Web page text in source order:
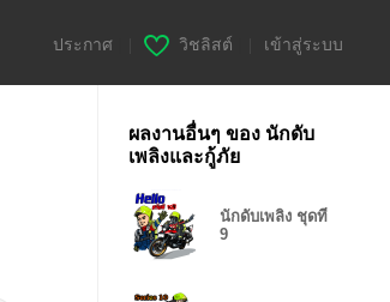
ประกาศ วิชลิสต์ เข้าสู่ระบบ
ผลงานอื่นๆ ของ นักดับ
เพลิงและกู้ภัย
นักดับเพลิง ชุดที่
9